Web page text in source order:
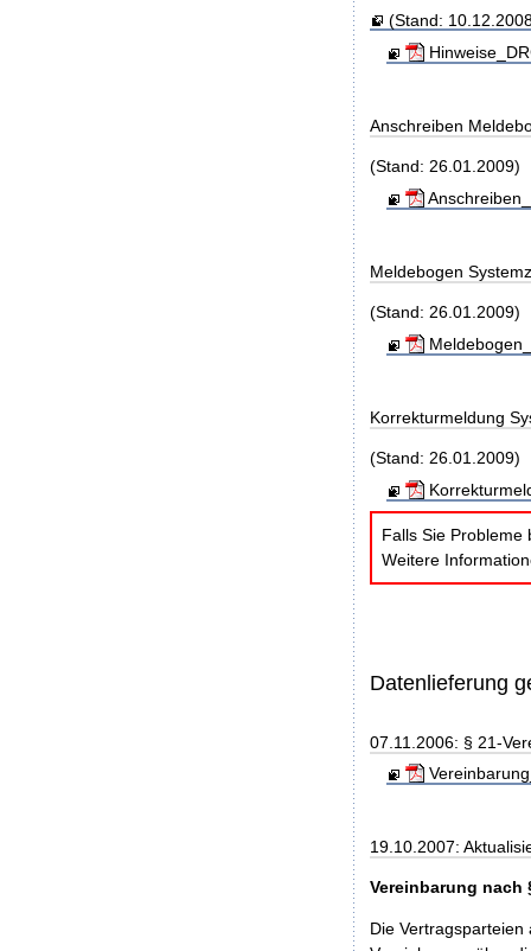
(Stand:
Anschreiben
(Stand: 26.01.2009)
Meldebogen
(Stand: 26.01.2009)
Korrekturmeldung
(Stand: 26.01.2009)
Falls Sie Probleme
Weitere
Datenlieferung
07.11.2006: § 21-
19.10.2007:
Vereinbarung nach
Die